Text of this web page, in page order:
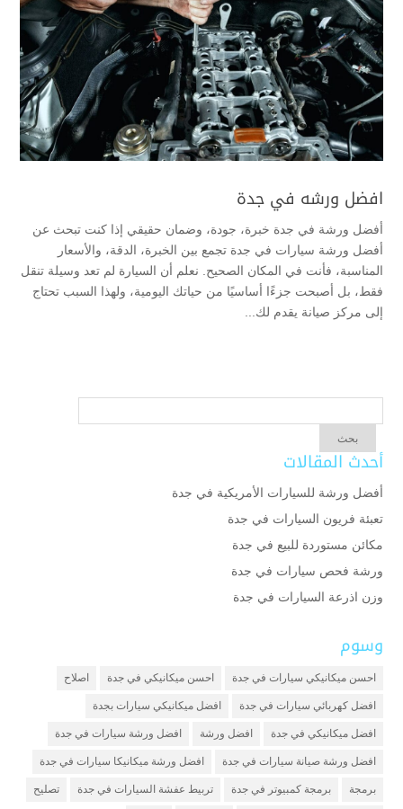
افضل ورشه في جدة
أفضل ورشة في جدة خبرة، جودة، وضمان حقيقي إذا كنت تبحث عن
أفضل ورشة سيارات في جدة تجمع بين الخبرة، الدقة، والأسعار
المناسبة، فأنت في المكان الصحيح. نعلم أن السيارة لم تعد وسيلة تنقل
فقط، بل أصبحت جزءًا أساسيًا من حياتك اليومية، ولهذا السبب تحتاج
إلى مركز صيانة يقدم لك...
أحدث المقالات
أفضل ورشة للسيارات الأمريكية في جدة
تعبئة فريون السيارات في جدة
مكائن مستوردة للبيع في جدة
ورشة فحص سيارات في جدة
وزن اذرعة السيارات في جدة
وسوم
احسن ميكانيكي سيارات في جدة احسن ميكانيكي في جدة اصلاح
افضل كهربائي سيارات في جدة افضل ميكانيكي سيارات بجدة
افضل ميكانيكي في جدة افضل ورشة افضل ورشة سيارات في جدة
افضل ورشة صيانة سيارات في جدة افضل ورشة ميكانيكا سيارات في جدة
برمجة برمجة كمبيوتر في جدة تربيط عفشة السيارات في جدة تصليح